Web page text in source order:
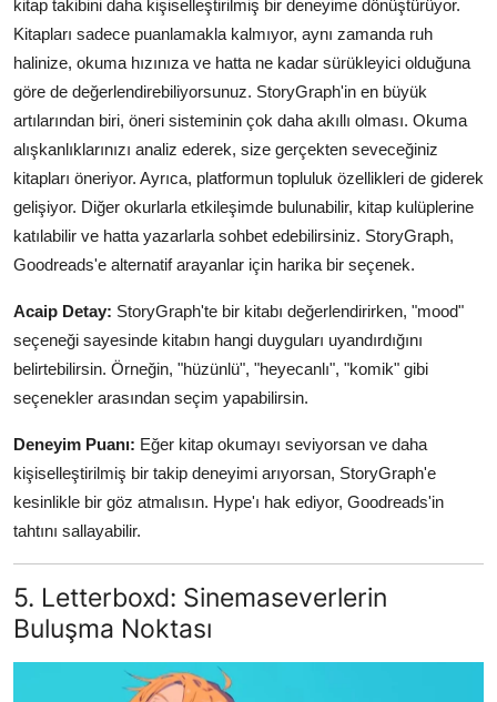
kitap takibini daha kişiselleştirilmiş bir deneyime dönüştürüyor.
Kitapları sadece puanlamakla kalmıyor, aynı zamanda ruh
halinize, okuma hızınıza ve hatta ne kadar sürükleyici olduğuna
göre de değerlendirebiliyorsunuz. StoryGraph'in en büyük
artılarından biri, öneri sisteminin çok daha akıllı olması. Okuma
alışkanlıklarınızı analiz ederek, size gerçekten seveceğiniz
kitapları öneriyor. Ayrıca, platformun topluluk özellikleri de giderek
gelişiyor. Diğer okurlarla etkileşimde bulunabilir, kitap kulüplerine
katılabilir ve hatta yazarlarla sohbet edebilirsiniz. StoryGraph,
Goodreads'e alternatif arayanlar için harika bir seçenek.
Acaip Detay: StoryGraph'te bir kitabı değerlendirirken, "mood"
seçeneği sayesinde kitabın hangi duyguları uyandırdığını
belirtebilirsin. Örneğin, "hüzünlü", "heyecanlı", "komik" gibi
seçenekler arasından seçim yapabilirsin.
Deneyim Puanı: Eğer kitap okumayı seviyorsan ve daha
kişiselleştirilmiş bir takip deneyimi arıyorsan, StoryGraph'e
kesinlikle bir göz atmalısın. Hype'ı hak ediyor, Goodreads'in
tahtını sallayabilir.
5. Letterboxd: Sinemaseverlerin
Buluşma Noktası